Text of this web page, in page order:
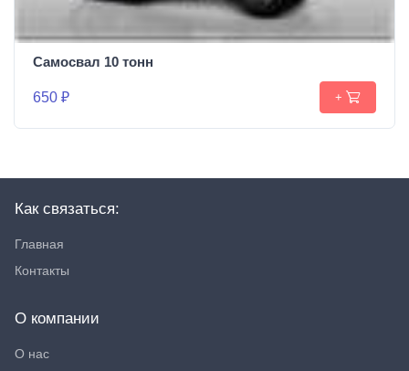
Самосвал 10 тонн
650 ₽ +
Как связаться:
Главная
Контакты
О компании
О нас